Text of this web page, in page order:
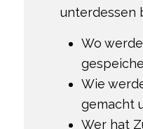
unterdessen
Wo
Wie
gemacht
Wer hat